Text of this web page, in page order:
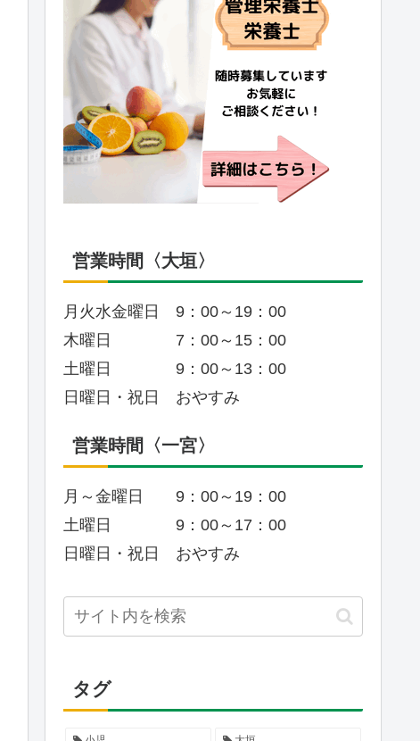
営業時間〈大垣〉
月火水金曜日 9：00～19：00
木曜日 7：00～15：00
土曜日 9：00～13：00
日曜日・祝日 おやすみ
営業時間〈一宮〉
月～金曜日 9：00～19：00
土曜日 9：00～17：00
日曜日・祝日 おやすみ
タグ